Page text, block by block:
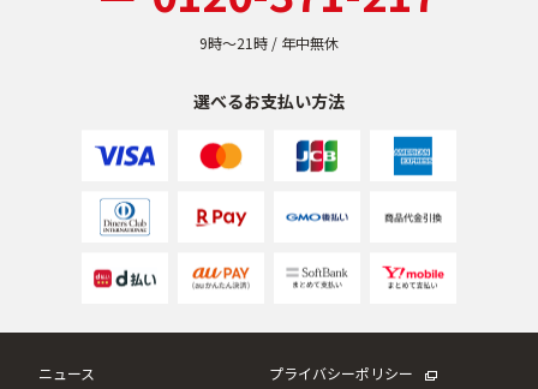
9時〜21時 / 年中無休
選べるお支払い方法
ニュース
プライバシーポリシー